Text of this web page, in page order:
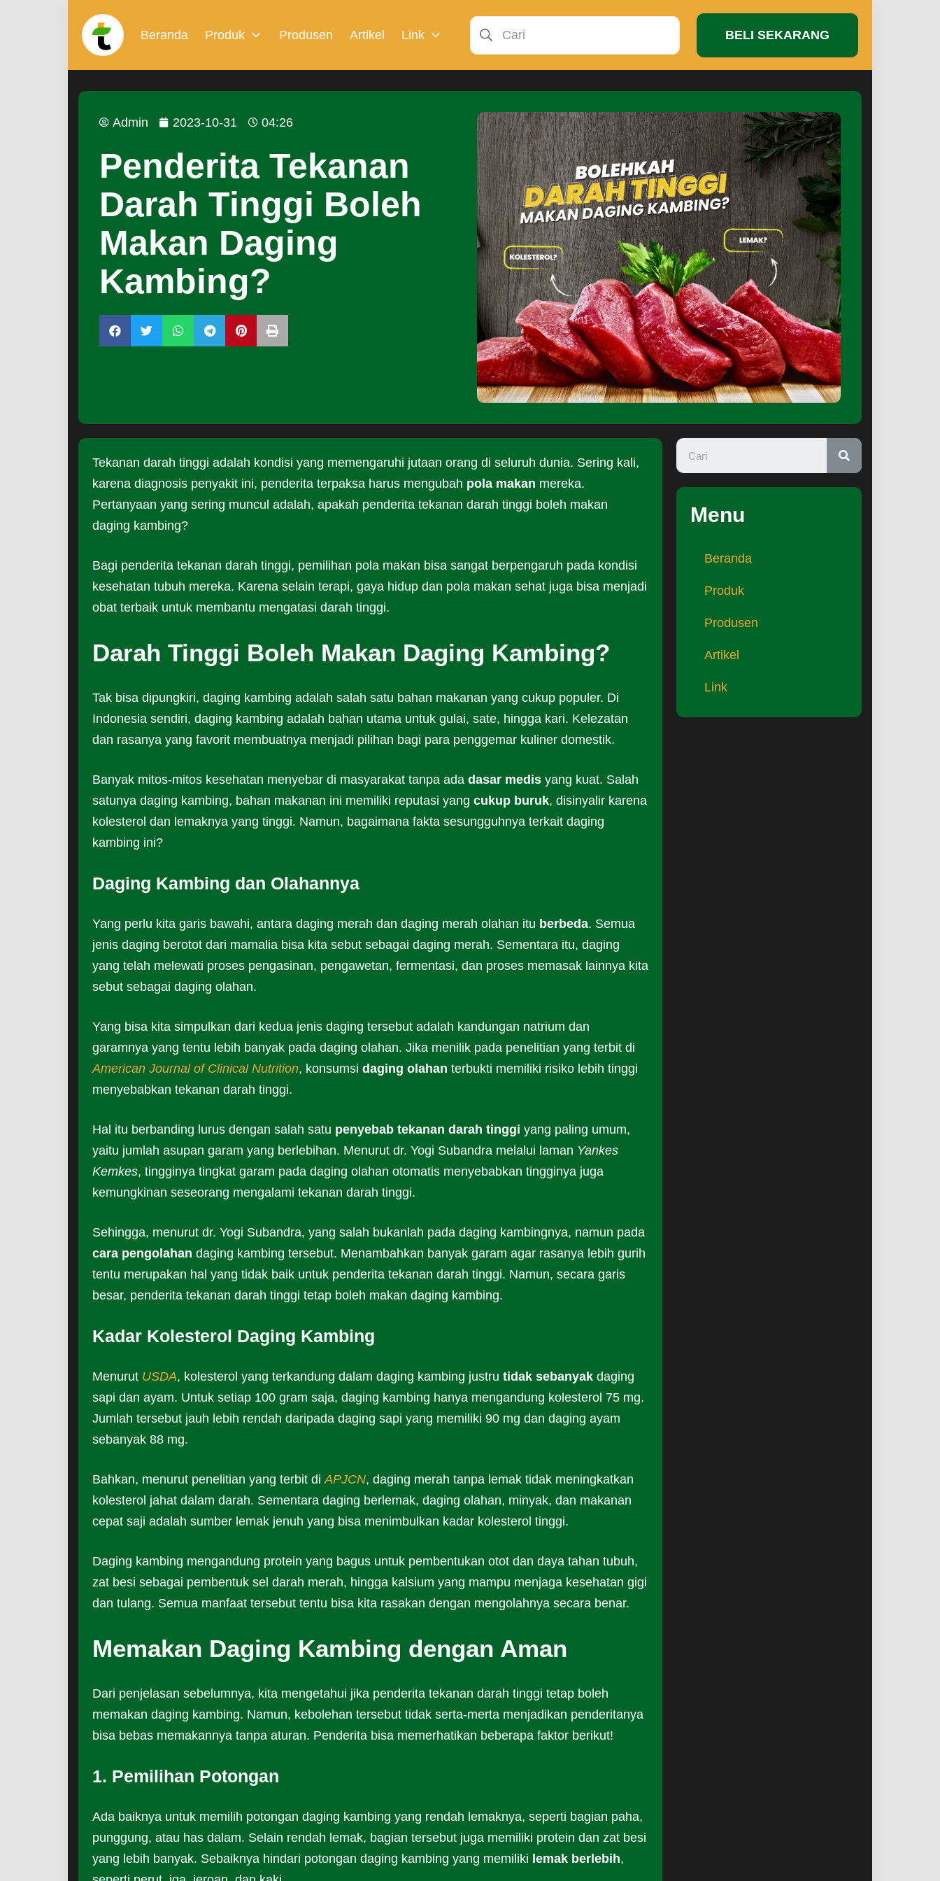
Beranda Produk Produsen Artikel Link BELI SEKARANG
Admin 2023-10-31 04:26
Penderita Tekanan
Darah Tinggi Boleh
Makan Daging
Kambing?
Tekanan darah tinggi adalah kondisi yang memengaruhi jutaan orang di seluruh dunia. Sering kali,
karena diagnosis penyakit ini, penderita terpaksa harus mengubah pola makan mereka.
Pertanyaan yang sering muncul adalah, apakah penderita tekanan darah tinggi boleh makan
daging kambing?
Bagi penderita tekanan darah tinggi, pemilihan pola makan bisa sangat berpengaruh pada kondisi
kesehatan tubuh mereka. Karena selain terapi, gaya hidup dan pola makan sehat juga bisa menjadi
obat terbaik untuk membantu mengatasi darah tinggi.
Darah Tinggi Boleh Makan Daging Kambing?
Tak bisa dipungkiri, daging kambing adalah salah satu bahan makanan yang cukup populer. Di
Indonesia sendiri, daging kambing adalah bahan utama untuk gulai, sate, hingga kari. Kelezatan
dan rasanya yang favorit membuatnya menjadi pilihan bagi para penggemar kuliner domestik.
Banyak mitos-mitos kesehatan menyebar di masyarakat tanpa ada dasar medis yang kuat. Salah
satunya daging kambing, bahan makanan ini memiliki reputasi yang cukup buruk, disinyalir karena
kolesterol dan lemaknya yang tinggi. Namun, bagaimana fakta sesungguhnya terkait daging
kambing ini?
Daging Kambing dan Olahannya
Yang perlu kita garis bawahi, antara daging merah dan daging merah olahan itu berbeda. Semua
jenis daging berotot dari mamalia bisa kita sebut sebagai daging merah. Sementara itu, daging
yang telah melewati proses pengasinan, pengawetan, fermentasi, dan proses memasak lainnya kita
sebut sebagai daging olahan.
Yang bisa kita simpulkan dari kedua jenis daging tersebut adalah kandungan natrium dan
garamnya yang tentu lebih banyak pada daging olahan. Jika menilik pada penelitian yang terbit di
American Journal of Clinical Nutrition, konsumsi daging olahan terbukti memiliki risiko lebih tinggi
menyebabkan tekanan darah tinggi.
Hal itu berbanding lurus dengan salah satu penyebab tekanan darah tinggi yang paling umum,
yaitu jumlah asupan garam yang berlebihan. Menurut dr. Yogi Subandra melalui laman Yankes
Kemkes, tingginya tingkat garam pada daging olahan otomatis menyebabkan tingginya juga
kemungkinan seseorang mengalami tekanan darah tinggi.
Sehingga, menurut dr. Yogi Subandra, yang salah bukanlah pada daging kambingnya, namun pada
cara pengolahan daging kambing tersebut. Menambahkan banyak garam agar rasanya lebih gurih
tentu merupakan hal yang tidak baik untuk penderita tekanan darah tinggi. Namun, secara garis
besar, penderita tekanan darah tinggi tetap boleh makan daging kambing.
Kadar Kolesterol Daging Kambing
Menurut USDA, kolesterol yang terkandung dalam daging kambing justru tidak sebanyak daging
sapi dan ayam. Untuk setiap 100 gram saja, daging kambing hanya mengandung kolesterol 75 mg.
Jumlah tersebut jauh lebih rendah daripada daging sapi yang memiliki 90 mg dan daging ayam
sebanyak 88 mg.
Bahkan, menurut penelitian yang terbit diAPJCN, daging merah tanpa lemak tidak meningkatkan
kolesterol jahat dalam darah. Sementara daging berlemak, daging olahan, minyak, dan makanan
cepat saji adalah sumber lemak jenuh yang bisa menimbulkan kadar kolesterol tinggi.
Daging kambing mengandung protein yang bagus untuk pembentukan otot dan daya tahan tubuh,
zat besi sebagai pembentuk sel darah merah, hingga kalsium yang mampu menjaga kesehatan gigi
dan tulang. Semua manfaat tersebut tentu bisa kita rasakan dengan mengolahnya secara benar.
Memakan Daging Kambing dengan Aman
Dari penjelasan sebelumnya, kita mengetahui jika penderita tekanan darah tinggi tetap boleh
memakan daging kambing. Namun, kebolehan tersebut tidak serta-merta menjadikan penderitanya
bisa bebas memakannya tanpa aturan. Penderita bisa memerhatikan beberapa faktor berikut!
1. Pemilihan Potongan
Ada baiknya untuk memilih potongan daging kambing yang rendah lemaknya, seperti bagian paha,
punggung, atau has dalam. Selain rendah lemak, bagian tersebut juga memiliki protein dan zat besi
yang lebih banyak. Sebaiknya hindari potongan daging kambing yang memiliki lemak berlebih,
Menu
Beranda
Produk
Produsen
Artikel
Link